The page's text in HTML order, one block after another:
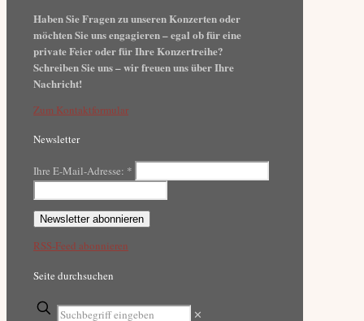
Haben Sie Fragen zu unseren Konzerten oder
möchten Sie uns engagieren – egal ob für eine
private Feier oder für Ihre Konzertreihe?
Schreiben Sie uns – wir freuen uns über Ihre
Nachricht!
Zum Kontaktformular
Newsletter
Ihre E-Mail-Adresse: *
RSS-Feed abonnieren
Seite durchsuchen
✕